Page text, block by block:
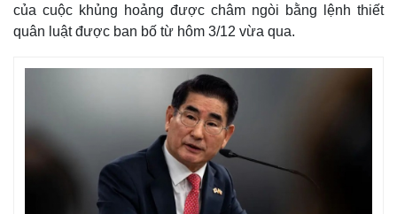
Thế giới
Quan sát
Hồ sơ
Multimedia
Video
E-Magazine
Infographic
của cuộc khủng hoảng được châm ngòi bằng lệnh thiết
quân luật được ban bố từ hôm 3/12 vừa qua.